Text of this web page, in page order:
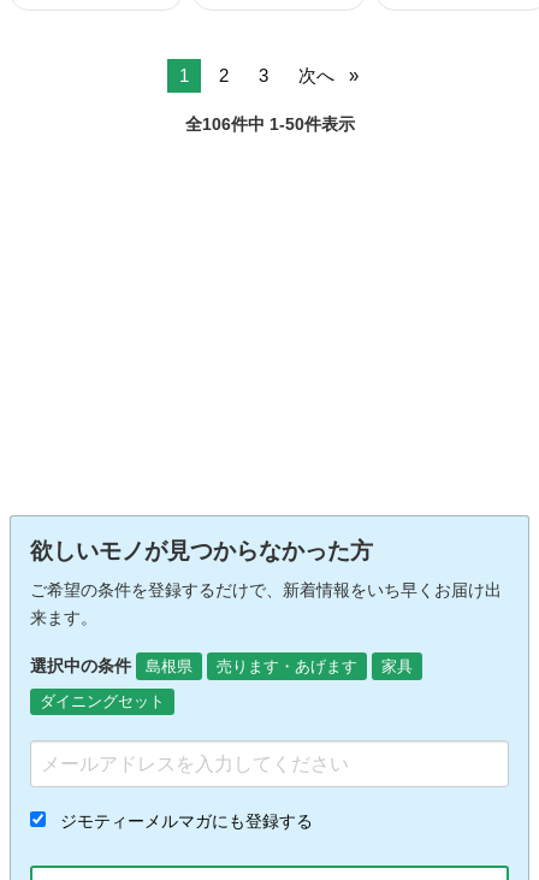
1 2 3 次へ
全106件中 1-50件表示
欲しいモノが見つからなかった方
ご希望の条件を登録するだけで、新着情報をいち早くお届け出
来ます。
選択中の条件 島根県 売ります・あげます
家具
ダイニングセット
ジモティーメルマガにも登録する